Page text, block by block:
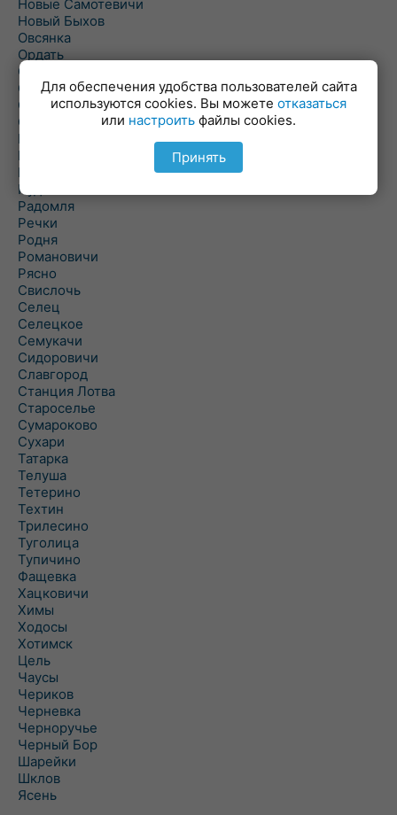
Новые Самотевичи
Новый Быхов
Овсянка
Ордать
Ореховка
Осиновка
Осиповичи
Осово
Павловичи
Паршино
Петуховка
Пудовня
Радомля
Речки
Родня
Романовичи
Рясно
Свислочь
Селец
Селецкое
Семукачи
Сидоровичи
Славгород
Станция Лотва
Староселье
Сумароково
Сухари
Татарка
Телуша
Тетерино
Техтин
Трилесино
Туголица
Тупичино
Фащевка
Хацковичи
Химы
Ходосы
Хотимск
Цель
Чаусы
Чериков
Черневка
Черноручье
Черный Бор
Шарейки
Шклов
Ясень
Для обеспечения удобства пользователей сайта
используются cookies. Вы можете отказаться
или настроить файлы cookies.
Принять